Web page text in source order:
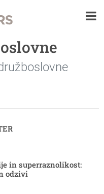
in superraznolikost:
odzivi